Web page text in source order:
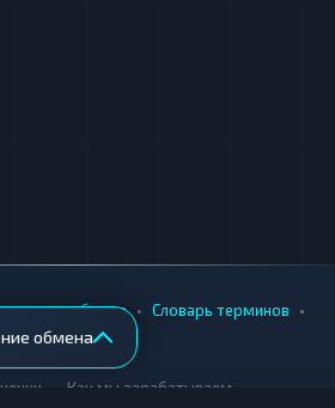
обмена
обмена • Словарь терминов •
AML-проверка
Как мы зарабатываем